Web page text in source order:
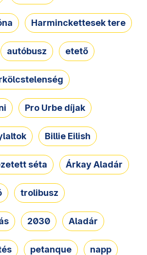
Harminckettesek tere
autóbusz etető
Pro Urbe díjak
Billie Eilish
séta Árkay Aladár
trolibusz
2030 Aladár
petanque napp